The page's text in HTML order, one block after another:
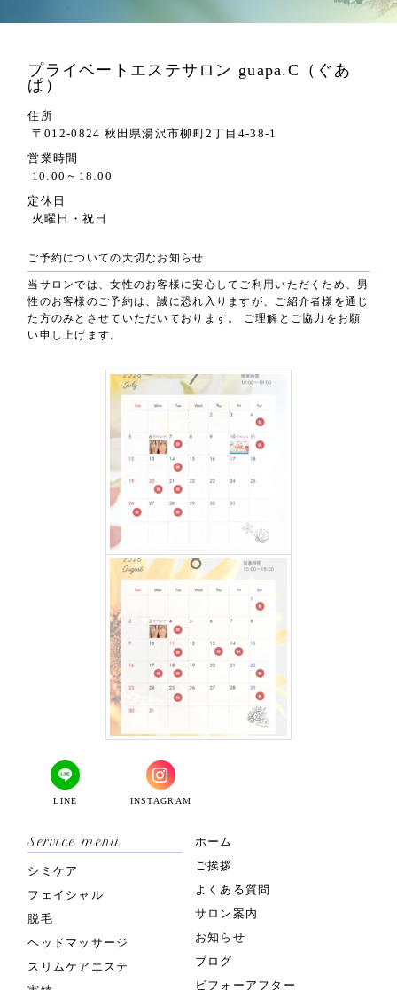
プライベートエステサロン guapa.C（ぐあ
ぱ）
住所
〒012-0824 秋田県湯沢市柳町2丁目4-38-1
営業時間
10:00～18:00
定休日
火曜日・祝日
ご予約についての大切なお知らせ
当サロンでは、女性のお客様に安心してご利用いただくため、男
性のお客様のご予約は、誠に恐れ入りますが、ご紹介者様を通じ
た方のみとさせていただいております。 ご理解とご協力をお願
い申し上げます。
LINE INSTAGRAM
Service menu
シミケア
フェイシャル
脱毛
ヘッドマッサージ
スリムケアエステ
ホーム
ご挨拶
よくある質問
サロン案内
お知らせ
ブログ
ビフォーアフター